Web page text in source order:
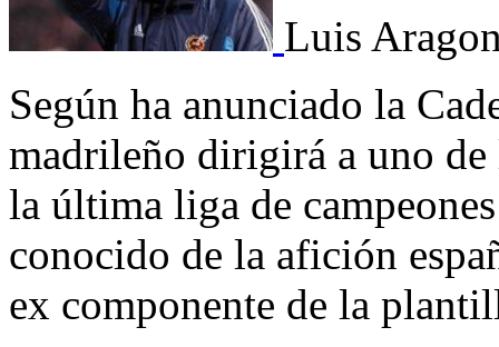
Luis
Según ha anunciado la
madrileño dirigirá a uno
la última liga de
conocido de la afición
ex componente de la